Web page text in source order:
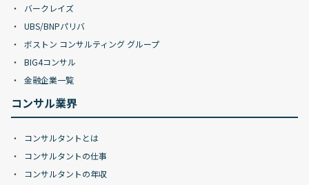
バークレイズ
UBS/BNPパリバ
ボストン コンサルティング グループ
BIG4コンサル
金融企業一覧
コンサル業界
コンサルタントとは
コンサルタントの仕事
コンサルタントの年収